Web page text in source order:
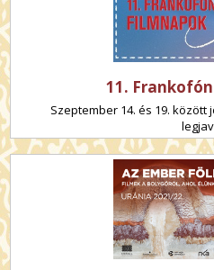
11.
Szeptember 14. és 19.